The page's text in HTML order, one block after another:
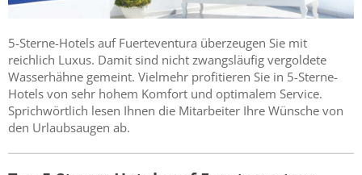
5-Sterne-Hotels auf Fuerteventura überzeugen Sie mit
reichlich Luxus. Damit sind nicht zwangsläufig vergoldete
Wasserhähne gemeint. Vielmehr profitieren Sie in 5-Sterne-
Hotels von sehr hohem Komfort und optimalem Service.
Sprichwörtlich lesen Ihnen die Mitarbeiter Ihre Wünsche von
den Urlaubsaugen ab.